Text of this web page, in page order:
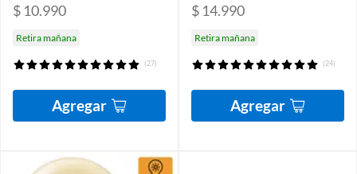
$ 10.990
Retira mañana
(27)
Agregar
$ 14.990
Retira mañana
(24)
Agregar